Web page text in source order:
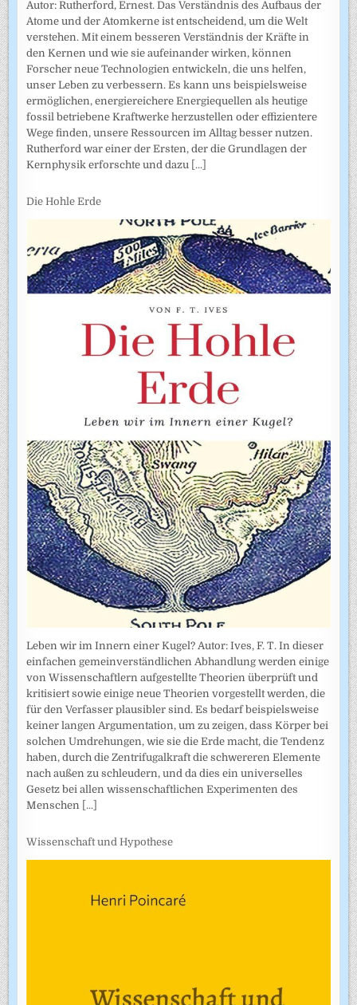
Autor: Rutherford, Ernest. Das Verständnis des Aufbaus der
Atome und der Atomkerne ist entscheidend, um die Welt
verstehen. Mit einem besseren Verständnis der Kräfte in
den Kernen und wie sie aufeinander wirken, können
Forscher neue Technologien entwickeln, die uns helfen,
unser Leben zu verbessern. Es kann uns beispielsweise
ermöglichen, energiereichere Energiequellen als heutige
fossil betriebene Kraftwerke herzustellen oder effizientere
Wege finden, unsere Ressourcen im Alltag besser nutzen.
Rutherford war einer der Ersten, der die Grundlagen der
Kernphysik erforschte und dazu [...]
Die Hohle Erde
Leben wir im Innern einer Kugel? Autor: Ives, F. T. In dieser
einfachen gemeinverständlichen Abhandlung werden einige
von Wissenschaftlern aufgestellte Theorien überprüft und
kritisiert sowie einige neue Theorien vorgestellt werden, die
für den Verfasser plausibler sind. Es bedarf beispielsweise
keiner langen Argumentation, um zu zeigen, dass Körper bei
solchen Umdrehungen, wie sie die Erde macht, die Tendenz
haben, durch die Zentrifugalkraft die schwereren Elemente
nach außen zu schleudern, und da dies ein universelles
Gesetz bei allen wissenschaftlichen Experimenten des
Menschen [...]
Wissenschaft und Hypothese